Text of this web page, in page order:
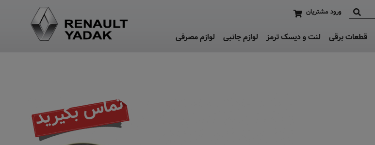
ورود مشتریان
قطعات برقی لنت و دیسک ترمز لوازم جانبی لوازم مصرفی
تماس بگیرید